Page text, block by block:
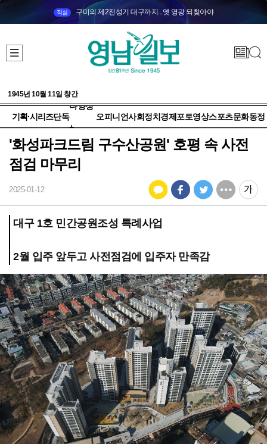
직설 구미의 제2전성기 대구까지...옛 영광 되찾아야
1945년 10월 11일 창간
기획·시리즈단독
다양성
+
오피니언사회정치 경제 포토영상스포츠문화동정
'화성파크드림 구수산공원' 호평 속 사전
점검 마무리
2025-01-12
대구 1호 민간공원조성 특례사업
2월 입주 앞두고 사전점검에 입주자 만족감